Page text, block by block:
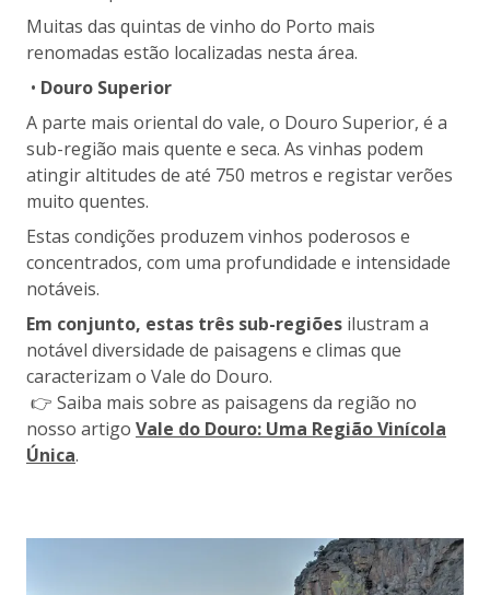
Muitas das quintas de vinho do Porto mais
renomadas estão localizadas nesta área.
• Douro Superior
A parte mais oriental do vale, o Douro Superior, é a
sub-região mais quente e seca. As vinhas podem
atingir altitudes de até 750 metros e registar verões
muito quentes.
Estas condições produzem vinhos poderosos e
concentrados, com uma profundidade e intensidade
notáveis.
Em conjunto, estas três sub-regiões ilustram a
notável diversidade de paisagens e climas que
caracterizam o Vale do Douro.
👉 Saiba mais sobre as paisagens da região no
nosso artigo Vale do Douro: Uma Região Vinícola
Única.